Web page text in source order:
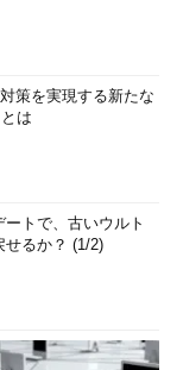
策を実現する新たな
は
トで、古いウルト
せるか？ (1/2)